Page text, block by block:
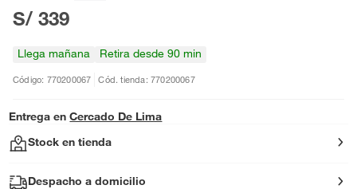
S/ 339
Llega mañana Retira desde 90 min
Código: 770200067 Cód. tienda: 770200067
Entrega en Cercado De Lima
Stock en tienda
Despacho a domicilio